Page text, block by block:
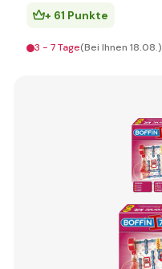
+ 61 Punkte
3 - 7 Tage(Bei Ihnen 18.08.)